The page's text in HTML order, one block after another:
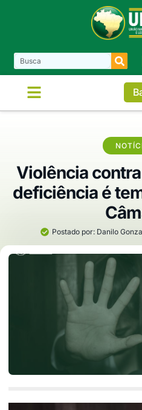
Violência
deficiência é
Postado por: Danilo